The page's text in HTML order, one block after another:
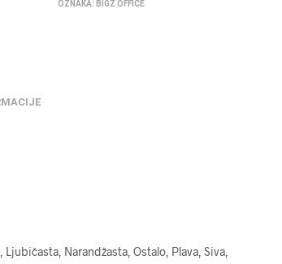
OZNAKA: BIGZ OFFICE
Ljubičasta, Narandžasta, Ostalo, Plava, Siva,